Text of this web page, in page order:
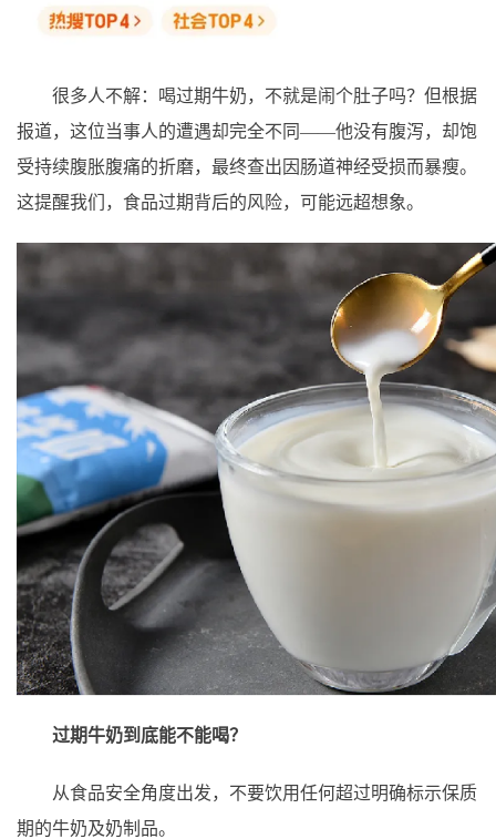
很多人不解：喝过期牛奶，不就是闹个肚子吗？但根据
报道，这位当事人的遭遇却完全不同——他没有腹泻，却饱
受持续腹胀腹痛的折磨，最终查出因肠道神经受损而暴瘦。
这提醒我们，食品过期背后的风险，可能远超想象。
过期牛奶到底能不能喝？
从食品安全角度出发，不要饮用任何超过明确标示保质
期的牛奶及奶制品。